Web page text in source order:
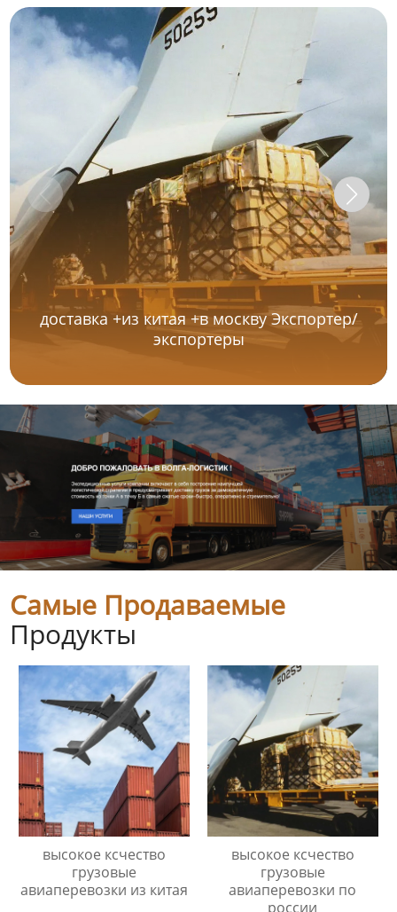
доставка +из китая +в москву Экспортер/
экспортеры
Самые Продаваемые
Продукты
высокое ксчество
грузовые
авиаперевозки из китая
высокое ксчество
грузовые
авиаперевозки по
россии